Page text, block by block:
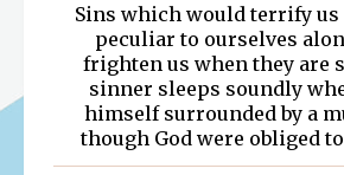
Sins which would terrify us
peculiar to ourselves
frighten us when they are
sinner sleeps soundly
himself surrounded by a
though God were obliged